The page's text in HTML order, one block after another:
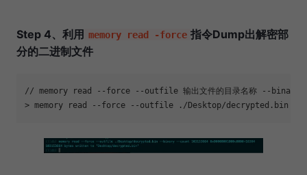
Step 4、利用 memory read -force 指令Dump出解密部
分的二进制文件
// memory read
--force --outfile 输出文件的目录名称 --binary --
> memory
read